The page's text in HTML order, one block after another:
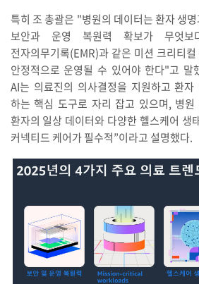
특히 조 총괄은 "병원의 데이터는 환자 생
보안과 운영 복원력 확보가 무엇보
전자의무기록(EMR)과 같은 미션 크리티
안정적으로 운영될 수 있어야 한다"고
AI는 의료진의 의사결정을 지원하고 환
하는 핵심 도구로 자리 잡고 있으며, 병
환자의 일상 데이터와 다양한 헬스케어 생
커넥티드 케어가 필수적”이라고 설명했다.